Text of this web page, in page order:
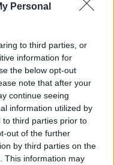
Personal
to third parties, or
information for
the below opt-out
note that after your
continue seeing
information utilized by
to third parties prior to
out of the further
by third parties on the
This information may